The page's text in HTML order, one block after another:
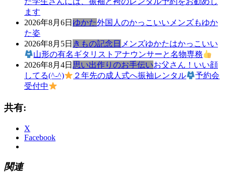
ます
2026年8月6日 ゆかた外国人のかっこいいメンズもゆか
た姿
2026年8月5日 きもの記念日 メンズゆかたはかっこいい
山形の有名ギタリストアナウンサーと名物専務
2026年8月4日 思い出作りのお手伝いお父さん！いい顔
してる(^-^)
２年先の成人式へ振袖レンタル
予約会
受付中
共有:
X
Facebook
関連